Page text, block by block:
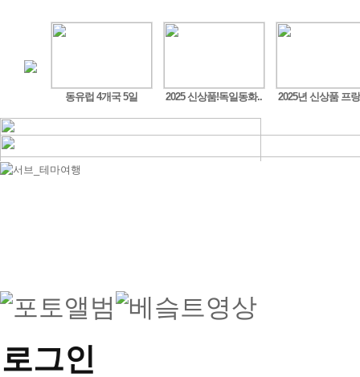
2025 신상품!독일동화.. 2025년 신상품 프
동유럽 4개국 5일
로그인